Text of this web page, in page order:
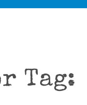
Tag: